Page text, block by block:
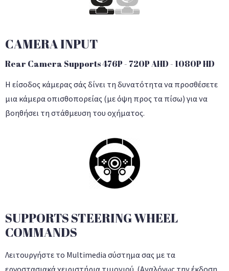
CAMERA INPUT
Rear Camera Supports 476P - 720P AHD - 1080P HD
Η είσοδος κάμερας σάς δίνει τη δυνατότητα να προσθέσετε
μια κάμερα οπισθοπορείας (με όψη προς τα πίσω) για να
βοηθήσει τη στάθμευση του οχήματος.
SUPPORTS STEERING WHEEL
COMMANDS
Λειτουργήστε το Multimedia σύστημα σας με τα
εργοστασιακά χειριστήρια τιμονιού. (Αναλόγως την έκδοση